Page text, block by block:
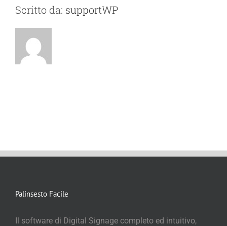
Scritto da: supportWP
Palinsesto Facile
Il software di Digital Signage completo ed intuitivo,